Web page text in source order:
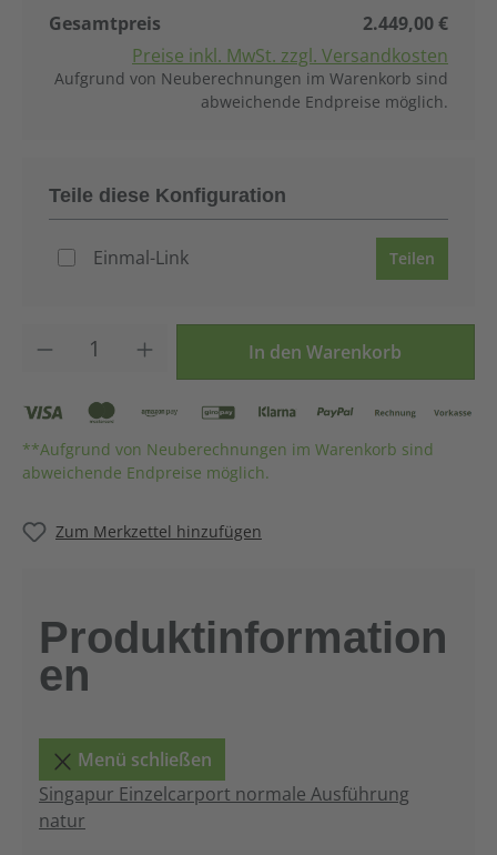
Gesamtpreis
2.449,00 €
Preise inkl. MwSt. zzgl. Versandkosten
Aufgrund von Neuberechnungen im Warenkorb sind
abweichende Endpreise möglich.
Teile diese Konfiguration
Einmal-Link Teilen
Produkt Anzahl: Gib den gewünschten
In den Warenkorb
**Aufgrund von Neuberechnungen im Warenkorb sind
abweichende Endpreise möglich.
Zum Merkzettel hinzufügen
Produktinformation
en
Menü schließen
Singapur Einzelcarport normale Ausführung
natur